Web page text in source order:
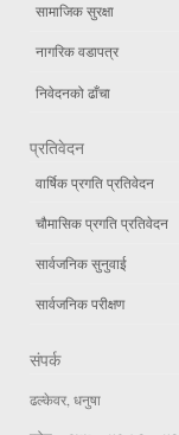
सामाजिक सुरक्षा
नागरिक वडापत्र
निवेदनको ढाँचा
प्रतिवेदन
वार्षिक प्रगति प्रतिवेदन
चौमासिक प्रगति प्रतिवेदन
सार्वजनिक सुनुवाई
सार्वजनिक परीक्षण
संपर्क
ढल्केवर, धनुषा